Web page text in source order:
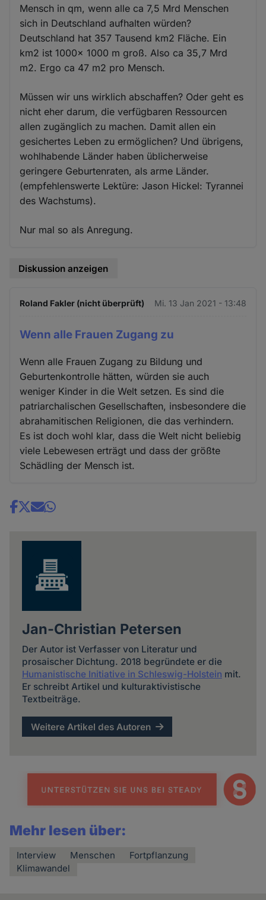
Mensch in qm, wenn alle ca 7,5 Mrd Menschen
sich in Deutschland aufhalten würden?
Deutschland hat 357 Tausend km2 Fläche. Ein
km2 ist 1000x 1000 m groß. Also ca 35,7 Mrd
m2. Ergo ca 47 m2 pro Mensch.
Müssen wir uns wirklich abschaffen? Oder geht es
nicht eher darum, die verfügbaren Ressourcen
allen zugänglich zu machen. Damit allen ein
gesichertes Leben zu ermöglichen? Und übrigens,
wohlhabende Länder haben üblicherweise
geringere Geburtenraten, als arme Länder.
(empfehlenswerte Lektüre: Jason Hickel: Tyrannei
des Wachstums).
Nur mal so als Anregung.
Diskussion anzeigen
Roland Fakler (nicht überprüft) Mi. 13 Jan 2021 - 13:48
Wenn alle Frauen Zugang zu
Wenn alle Frauen Zugang zu Bildung und
Geburtenkontrolle hätten, würden sie auch
weniger Kinder in die Welt setzen. Es sind die
patriarchalischen Gesellschaften, insbesondere die
abrahamitischen Religionen, die das verhindern.
Es ist doch wohl klar, dass die Welt nicht beliebig
viele Lebewesen erträgt und dass der größte
Schädling der Mensch ist.
Share
Jan-Christian Petersen
Der Autor ist Verfasser von Literatur und
prosaischer Dichtung. 2018 begründete er die
Humanistische Initiative in Schleswig-Holstein mit.
Er schreibt Artikel und kulturaktivistische
Textbeiträge.
Weitere Artikel des Autoren
Mehr lesen über:
Interview Menschen
Fortpflanzung
Klimawandel